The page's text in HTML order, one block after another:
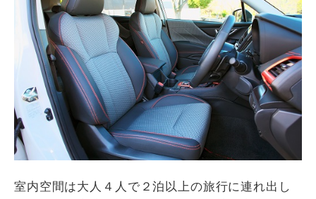
室内空間は大人４人で２泊以上の旅行に連れ出し